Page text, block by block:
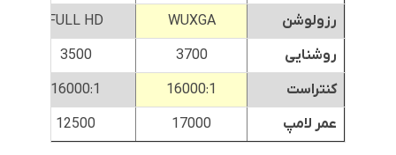
رزولوشن
WUXGA
FULL HD
روشنایی
3700
3500
کنتراست
16000:1
16000:1
عمر لامپ
17000
12500